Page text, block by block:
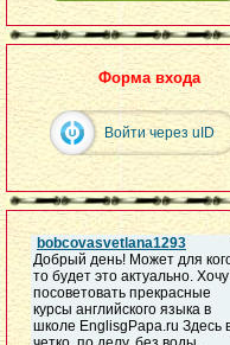
Форма входа
Войти через uID